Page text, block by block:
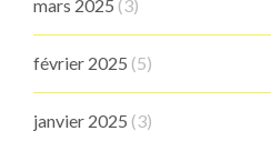
mars 2025 (3)
février 2025 (5)
janvier 2025 (3)